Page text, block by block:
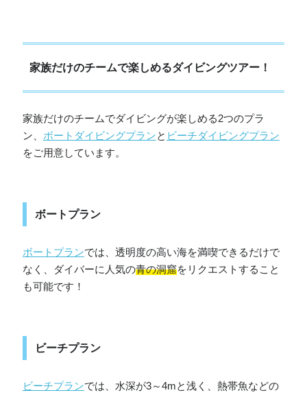
家族だけのチームで楽しめるダイビングツアー！
家族だけのチームでダイビングが楽しめる2つのプラ
ン、 ボートダイビングプランと ビーチダイビングプラン
をご用意しています。
ボートプラン
ボートプランでは、透明度の高い海を満喫できるだけで
なく、ダイバーに人気の青の洞窟をリクエストすること
も可能です！
ビーチプラン
ビーチプランでは、水深が3～4mと浅く、熱帯魚などの